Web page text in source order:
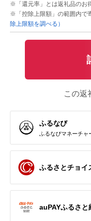
※「還元率」とは返礼品のお
※「控除上限額」の範囲内で
除上限額を調べる）
この返
ふるなび
ふるなびマネーチャ
ふるさとチョイ
auPAYふるさと